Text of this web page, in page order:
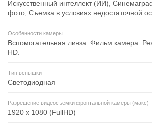
Искусственный интеллект (ИИ),
фото, Съемка в условиях недостаточной
Особенности камеры
Вспомогательная линза. Фильм камера.
HD.
Тип вспышки
Светодиодная
Разрешение видеосъемки фронтальной камеры (макс)
1920 x 1080 (FullHD)